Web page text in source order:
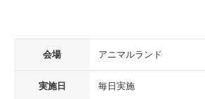
会場 アニマルランド
実施日 毎日実施